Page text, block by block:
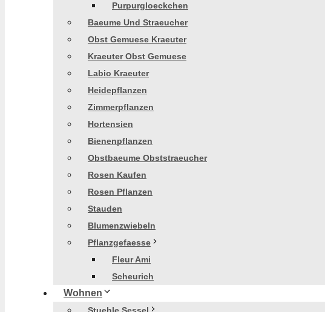
Purpurgloeckchen
Baeume Und Straeucher
Obst Gemuese Kraeuter
Kraeuter Obst Gemuese
Labio Kraeuter
Heidepflanzen
Zimmerpflanzen
Hortensien
Bienenpflanzen
Obstbaeume Obststraeucher
Rosen Kaufen
Rosen Pflanzen
Stauden
Blumenzwiebeln
Pflanzgefaesse
Fleur Ami
Scheurich
Wohnen